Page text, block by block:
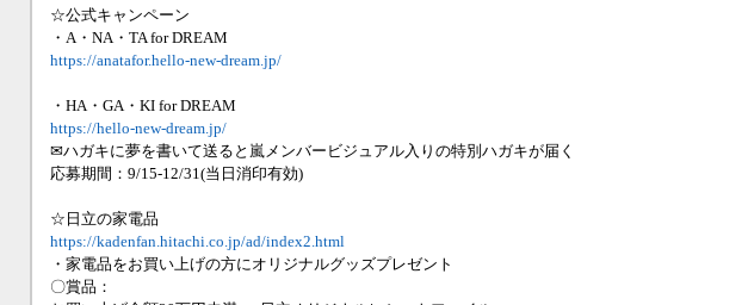
☆公式キャンペーン
・A・NA・TA for DREAM
https://anatafor.hello-new-dream.jp/
・HA・GA・KI for DREAM
https://hello-new-dream.jp/
✉ハガキに夢を書いて送ると嵐メンバービジュアル入りの特別ハガキが届く
応募期間：9/15-12/31(当日消印有効)
☆日立の家電品
https://kadenfan.hitachi.co.jp/ad/index2.html
・家電品をお買い上げの方にオリジナルグッズプレゼント
〇賞品：